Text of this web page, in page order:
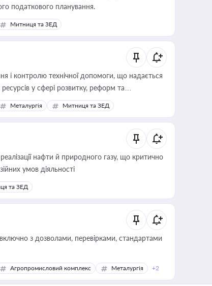
податкового планування.
Митниця та ЗЕД
і контролю технічної допомоги, що надається
у сфері розвитку, реформ та
Металургія Митниця та ЗЕД
нафти й природного газу, що критично
умов діяльності
та ЗЕД
з дозволами, перевірками, стандартами
Агропромисловий комплекс Металургія +2